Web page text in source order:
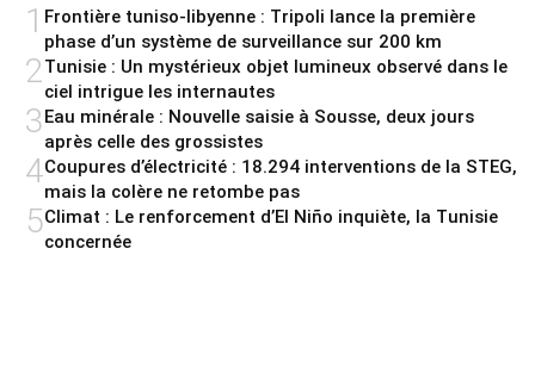
1 Frontière tuniso-libyenne : Tripoli lance la première
phase d’un système de surveillance sur 200 km
2Tunisie : Un mystérieux objet lumineux observé dans le
ciel intrigue les internautes
3 Eau minérale : Nouvelle saisie à Sousse, deux jours
après celle des grossistes
4Coupures d’électricité : 18.294 interventions de la STEG,
mais la colère ne retombe pas
5Climat : Le renforcement d’El Niño inquiète, la Tunisie
concernée